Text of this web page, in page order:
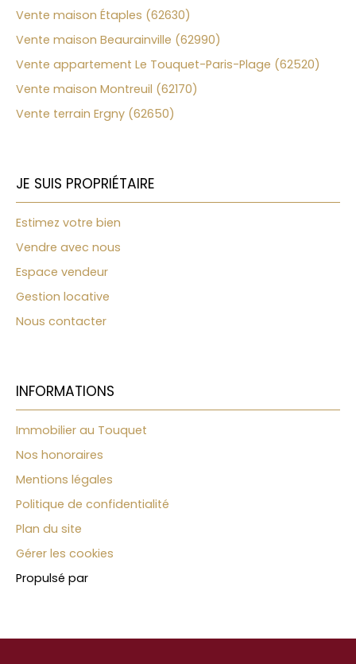
Vente maison Étaples (62630)
Vente maison Beaurainville (62990)
Vente appartement Le Touquet-Paris-Plage (62520)
Vente maison Montreuil (62170)
Vente terrain Ergny (62650)
JE SUIS PROPRIÉTAIRE
Estimez votre bien
Vendre avec nous
Espace vendeur
Gestion locative
Nous contacter
INFORMATIONS
Immobilier au Touquet
Nos honoraires
Mentions légales
Politique de confidentialité
Plan du site
Gérer les cookies
Propulsé par